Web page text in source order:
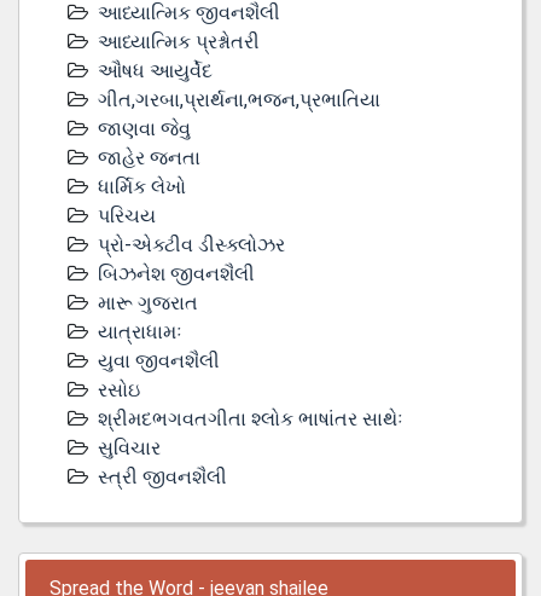
આધ્યાત્મિક જીવનશૈલી
આધ્યાત્મિક પ્રશ્નોતરી
ઔષધ આયુર્વેદ
ગીત,ગરબા,પ્રાર્થના,ભજન,પ્રભાતિયા
જાણવા જેવુ
જાહેર જનતા
ધાર્મિક લેખો
પરિચય
પ્રો-એક્ટીવ ડીસ્‍ક્લોઝર
બિઝનેશ જીવનશૈલી
મારૂ ગુજરાત
યાત્રાધામઃ
યુવા જીવનશૈલી
રસોઇ
શ્રીમદભગવતગીતા શ્લોક ભાષાંતર સાથેઃ
સુવિચાર
સ્ત્રી જીવનશૈલી
Spread the Word - jeevan shailee